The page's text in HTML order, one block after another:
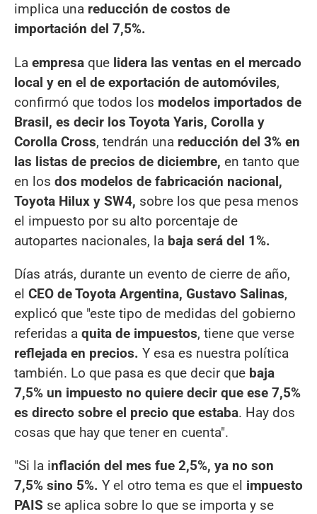
implica una reducción de costos de
importación del 7,5%.
La empresa que lidera las ventas en el mercado
local y en el de exportación de automóviles,
confirmó que todos los modelos importados de
Brasil, es decir los Toyota Yaris, Corolla y
Corolla Cross, tendrán una reducción del 3% en
las listas de precios de diciembre, en tanto que
en los dos modelos de fabricación nacional,
Toyota Hilux y SW4, sobre los que pesa menos
el impuesto por su alto porcentaje de
autopartes nacionales, la baja será del 1%.
Días atrás, durante un evento de cierre de año,
el CEO de Toyota Argentina, Gustavo Salinas,
explicó que "este tipo de medidas del gobierno
referidas a quita de impuestos, tiene que verse
reflejada en precios. Y esa es nuestra política
también. Lo que pasa es que decir que baja
7,5% un impuesto no quiere decir que ese 7,5%
es directo sobre el precio que estaba. Hay dos
cosas que hay que tener en cuenta".
"Si la inflación del mes fue 2,5%, ya no son
7,5% sino 5%. Y el otro tema es que el impuesto
PAIS se aplica sobre lo que se importa y se